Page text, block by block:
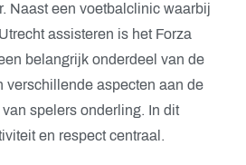
Naast een voetbalclinic waarbij
assisteren is het Forza
belangrijk onderdeel van de
verschillende aspecten aan de
spelers onderling. In dit
en respect centraal.